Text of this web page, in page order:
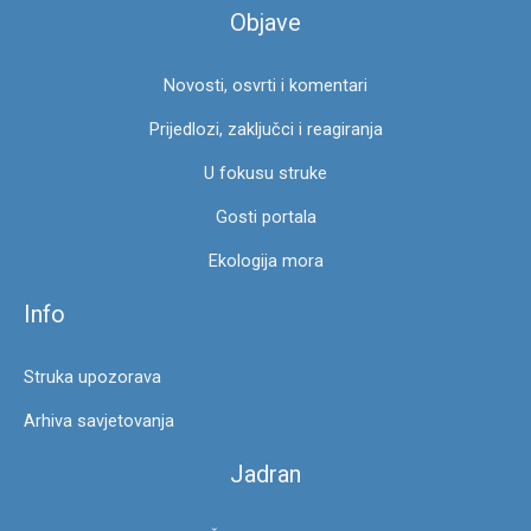
Objave
Novosti, osvrti i komentari
Prijedlozi, zaključci i reagiranja
U fokusu struke
Gosti portala
Ekologija mora
Info
Struka upozorava
Arhiva savjetovanja
Jadran